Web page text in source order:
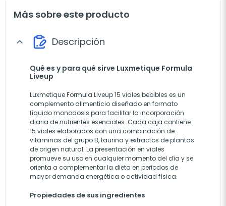
Más sobre este producto
expand_more Descripción
Qué es y para qué sirve Luxmetique Formula
Liveup
Luxmetique Formula Liveup 15 viales bebibles es un
complemento alimenticio diseñado en formato
líquido monodosis para facilitar la incorporación
diaria de nutrientes esenciales. Cada caja contiene
15 viales elaborados con una combinación de
vitaminas del grupo B, taurina y extractos de plantas
de origen natural. La presentación en viales
promueve su uso en cualquier momento del día y se
orienta a complementar la dieta en periodos de
mayor demanda energética o actividad física.
Propiedades de sus ingredientes